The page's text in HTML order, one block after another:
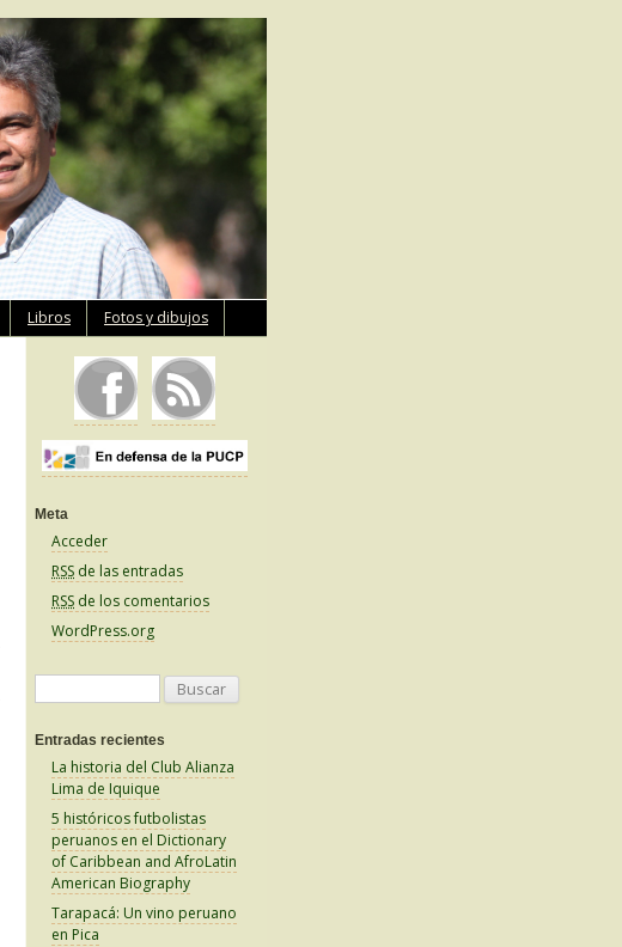
Libros Fotos y dibujos
Meta
Acceder
RSS de las entradas
RSS de los comentarios
WordPress.org
sEntradas recientes
La historia del Club Alianza
Lima de Iquique
5 históricos futbolistas
peruanos en el Dictionary
of Caribbean and AfroLatin
American Biography
Tarapacá: Un vino peruano
en Pica